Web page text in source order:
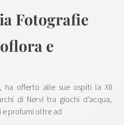
Fotografie
e
ha offerto alle sue ospiti la XII
di Nervi tra giochi d’acqua,
e profumi oltre ad